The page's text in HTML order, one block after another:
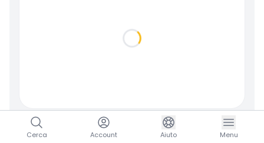
Loading...
Cerca Account Aiuto Menu